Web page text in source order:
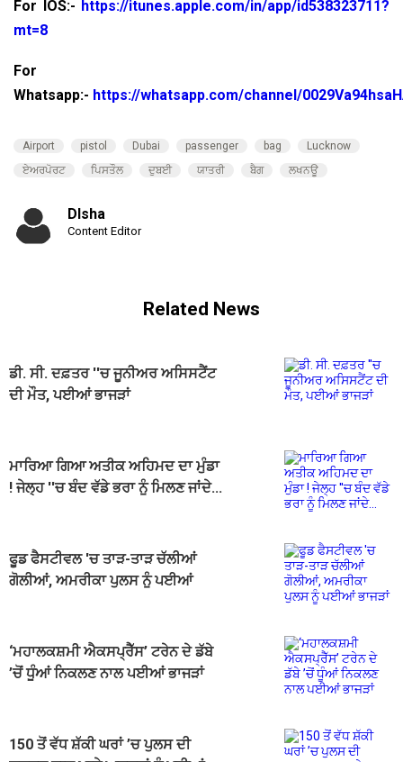
For IOS:- https://itunes.apple.com/in/app/id538323711?
mt=8
For
Whatsapp:- https://whatsapp.com/channel/
Airport pistol Dubai passenger bag
Lucknow
ਏਅਰਪੋਰਟ
ਪਿਸਤੌਲ ਦੁਬਈ ਯਾਤਰੀ ਬੈਗ ਲਖਨਊ
DIsha
Content Editor
Related News
ਡੀ. ਸੀ. ਦਫ਼ਤਰ ''ਚ ਜੂਨੀਅਰ ਅਸਿਸਟੈਂਟ
ਦੀ ਮੌਤ, ਪਈਆਂ ਭਾਜੜਾਂ
ਮਾਰਿਆ ਗਿਆ ਅਤੀਕ ਅਹਿਮਦ ਦਾ ਮੁੰਡਾ
! ਜੇਲ੍ਹ ''ਚ ਬੰਦ ਵੱਡੇ ਭਰਾ ਨੂੰ ਮਿਲਣ ਜਾਂਦੇ...
ਫੂਡ ਫੈਸਟੀਵਲ 'ਚ ਤਾੜ-ਤਾੜ ਚੱਲੀਆਂ
ਗੋਲੀਆਂ, ਅਮਰੀਕਾ ਪੁਲਸ ਨੂੰ ਪਈਆਂ
‘ਮਹਾਲਕਸ਼ਮੀ ਐਕਸਪ੍ਰੈੱਸ’ ਟਰੇਨ ਦੇ ਡੱਬੇ
’ਚੋਂ ਧੂੰਆਂ ਨਿਕਲਣ ਨਾਲ ਪਈਆਂ ਭਾਜੜਾਂ
150 ਤੋਂ ਵੱਧ ਸ਼ੱਕੀ ਘਰਾਂ ’ਚ ਪੁਲਸ ਦੀ